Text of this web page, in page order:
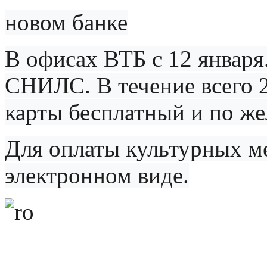
новом банке
В офисах ВТБ с 12
СНИЛС. В течение всего
карты бесплатный и по
Для оплаты культурных
электронном виде.